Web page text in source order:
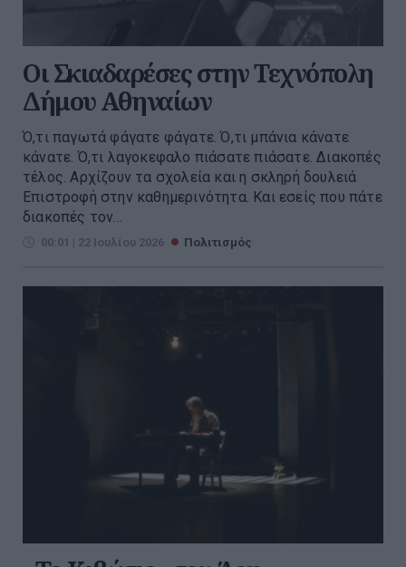
Οι Σκιαδαρέσες στην Τεχνόπολη
Δήμου Αθηναίων
Ό,τι παγωτά φάγατε φάγατε. Ό,τι μπάνια κάνατε
κάνατε. Ό,τι λαγοκεφαλο πιάσατε πιάσατε. Διακοπές
τέλος. Αρχίζουν τα σχολεία και η σκληρή δουλειά
Επιστροφή στην καθημερινότητα. Και εσείς που πάτε
διακοπές τον...
00:01 | 22 Ιουλίου 2026 Πολιτισμός